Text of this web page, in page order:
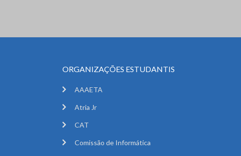
ORGANIZAÇÕES ESTUDANTIS
AAAETA
Atria Jr
CAT
Comissão de Informática